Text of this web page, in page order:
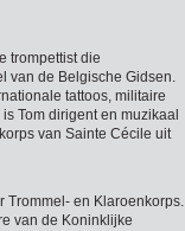
trompettist die
van de Belgische Gidsen.
tattoos, militaire
Tom dirigent en muzikaal
van Sainte Cécile uit
Trommel- en Klaroenkorps.
van de Koninklijke